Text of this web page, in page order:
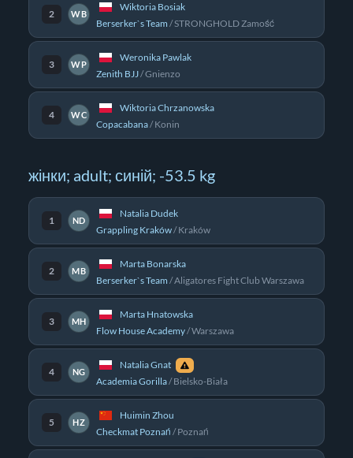
2 WB
Wiktoria Bosiak
Berserker`s Team /STRONGHOLD Zamość
3 WP
Weronika Pawlak
Zenith BJJ/Gnienzo
4 WC
Wiktoria Chrzanowska
Copacabana/Konin
жінки; adult; синій; -53.5 kg
1 ND
Natalia Dudek
Grappling Kraków/Kraków
2 MB
Marta Bonarska
Berserker`s Team /Aligatores Fight Club Warszawa
3 MH
Marta Hnatowska
Flow House Academy/Warszawa
4 NG
Natalia Gnat
Academia Gorilla/Bielsko-Biała
5 HZ
Huimin Zhou
Checkmat Poznań /Poznań